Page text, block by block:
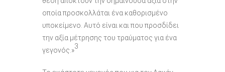
οποία προσκολλάται ένα καθορισμένο
υποκείμενο. Αυτό είναι και που προσδίδει
την αξία μέτρησης του τραύματος για ένα
γεγονός.»3